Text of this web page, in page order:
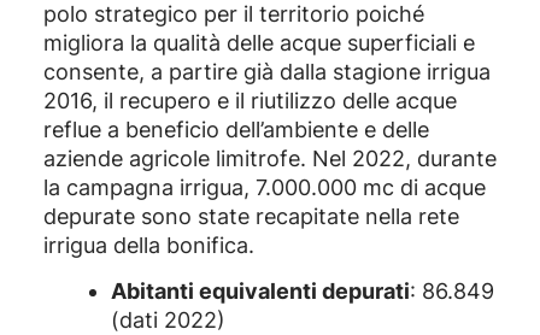
polo strategico per il territorio poiché
migliora la qualità delle acque superficiali e
consente, a partire già dalla stagione irrigua
2016, il recupero e il riutilizzo delle acque
reflue a beneficio dell’ambiente e delle
aziende agricole limitrofe. Nel 2022, durante
la campagna irrigua, 7.000.000 mc di acque
depurate sono state recapitate nella rete
irrigua della bonifica.
Abitanti equivalenti depurati: 86.849
(dati 2022)